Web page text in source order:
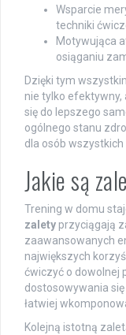
Wsparcie
techniki
Motywująca
osiąganiu
Dzięki tym
nie tylko efektywny,
się do lepszego
ogólnego stanu
dla osób
Jakie są
Trening w domu
zalety przyciągają
zaawansowanych
największych
ćwiczyć o dowolnej
dostosowywania
łatwiej
Kolejną istotną